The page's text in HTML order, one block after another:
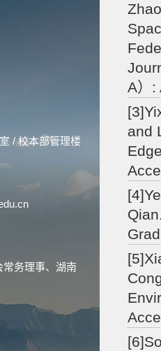
/ 校本部管理楼
务理事、湖南
A）:
and